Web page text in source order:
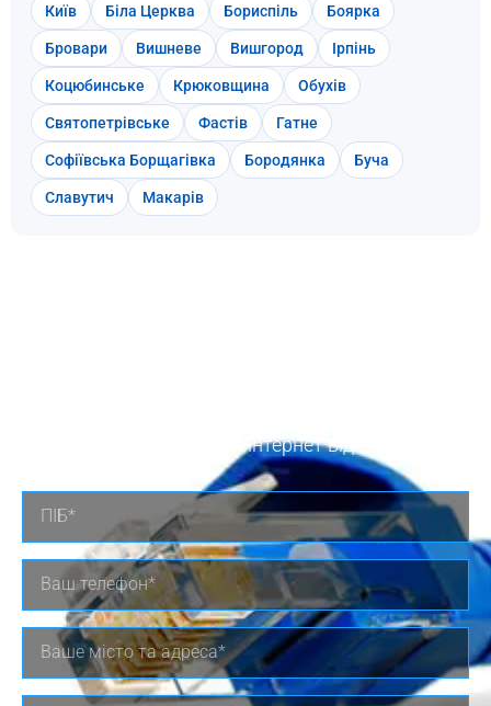
Київ Біла Церква Бориспіль Боярка
Бровари Вишневе Вишгород Ірпінь
Коцюбинське Крюковщина Обухів
Святопетрівське Фастів Гатне
Софіївська Борщагівка Бородянка Буча
Славутич Макарів
підключити Домашній інтернет від "Київстар"